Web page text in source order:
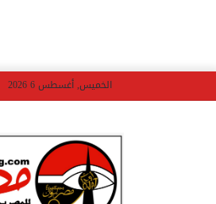
الخميس, أغسطس 6 2026